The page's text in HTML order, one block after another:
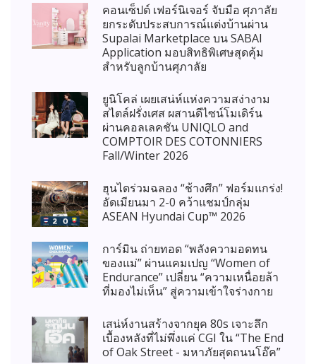
คอนเซ็ปต์ เฟอร์นิเจอร์ จับมือ ศุภาลัย
ยกระดับประสบการณ์แต่งบ้านผ่าน
Supalai Marketplace บน SABAI
Application มอบสิทธิพิเศษสุดคุ้ม
สำหรับลูกบ้านศุภาลัย
ยูนิโคล่ เผยเสน่ห์แห่งความสง่างาม
สไตล์ฝรั่งเศส ผสานดีไซน์โมเดิร์น
ผ่านคอลเลคชัน UNIQLO and
COMPTOIR DES COTONNIERS
Fall/Winter 2026
ฮุนไดร่วมฉลอง “ช้างศึก” ฟอร์มแกร่ง!
อัดเมียนมา 2-0 คว้าแชมป์กลุ่ม
ASEAN Hyundai Cup™ 2026
การ์มิน ถ่ายทอด “พลังความอดทน
ของแม่” ผ่านแคมเปญ “Women of
Endurance” เปลี่ยน “ความเหนื่อยล้า
ที่มองไม่เห็น” สู่ความเข้าใจร่างกาย
เสน่ห์งานสร้างจากยุค 80s เจาะลึก
เบื้องหลังที่ไม่พึ่งแค่ CGI ใน “The End
of Oak Street - มหาภัยสุดถนนโอ๊ค”